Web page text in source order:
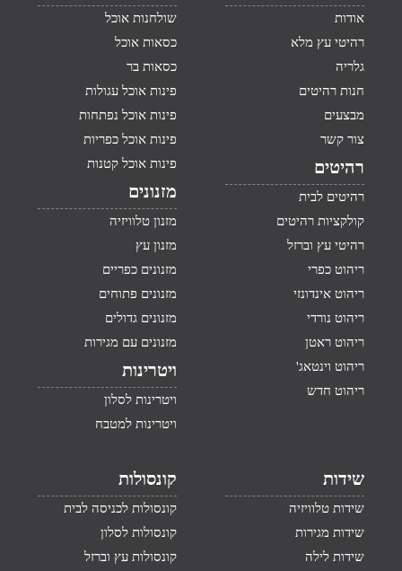
אודות
רהיטי עץ מלא
גלריה
חנות רהיטים
מבצעים
צור קשר
רהיטים
רהיטים לבית
קולקציות רהיטים
רהיטי עץ וברזל
ריהוט כפרי
ריהוט אינדונזי
ריהוט נורדי
ריהוט ראטן
ריהוט וינטאג'
ריהוט חדש
שולחנות אוכל
כסאות אוכל
כסאות בר
פינות אוכל עגולות
פינות אוכל נפתחות
פינות אוכל כפריות
פינות אוכל קטנות
מזנונים
מזנון טלוויזיה
מזנון עץ
מזנונים כפריים
מזנונים פתוחים
מזנונים גדולים
מזנונים עם מגירות
ויטרינות
ויטרינות לסלון
ויטרינות למטבח
שידות
שידות טלוויזיה
שידות מגירות
שידות לילה
קונסולות
קונסולות לכניסה לבית
קונסולות לסלון
קונסולות עץ וברזל